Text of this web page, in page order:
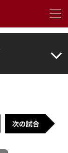
次の試合